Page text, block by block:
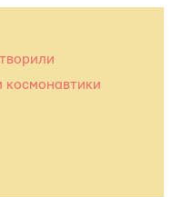
космонавтики